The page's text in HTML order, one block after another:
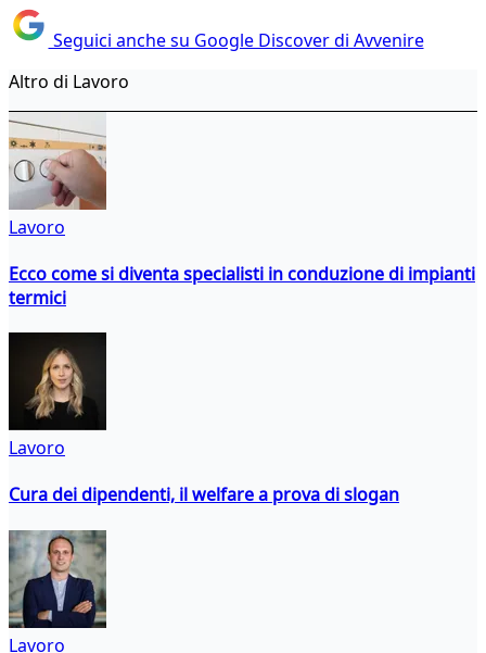
Seguici anche su Google Discover di Avvenire
Altro di Lavoro
Lavoro
Ecco come si diventa specialisti in conduzione di impianti
termici
Lavoro
Cura dei dipendenti, il welfare a prova di slogan
Lavoro